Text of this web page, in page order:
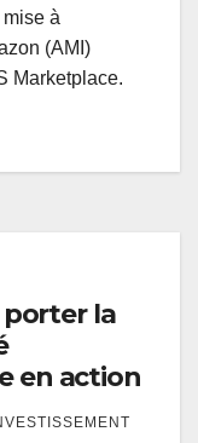
à
(AMI)
Marketplace.
porter la
en action